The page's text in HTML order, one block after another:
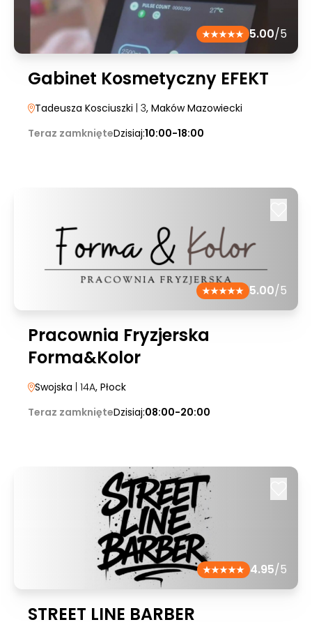
5.00/5
Gabinet Kosmetyczny EFEKT
Tadeusza Kosciuszki | 3, Maków Mazowiecki
Teraz zamknięteDzisiaj:10:00-18:00
5.00/5
Pracownia Fryzjerska
Forma&Kolor
Swojska | 14A, Płock
Teraz zamknięteDzisiaj:08:00-20:00
4.95/5
STREET LINE BARBER